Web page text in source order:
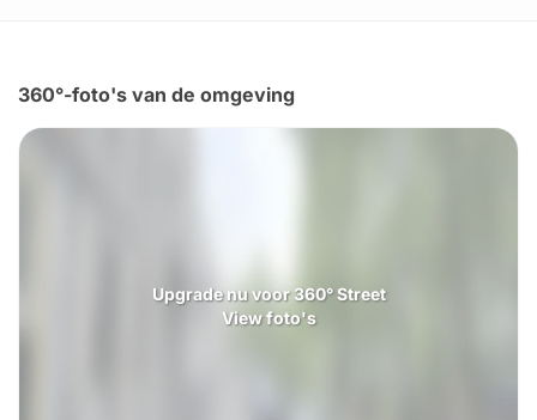
360°-foto's van de omgeving
Upgrade nu voor 360° Street
View foto's